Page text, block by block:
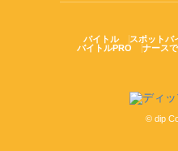
バイトル スポットバ
バイトルPRO
ナース
© dip